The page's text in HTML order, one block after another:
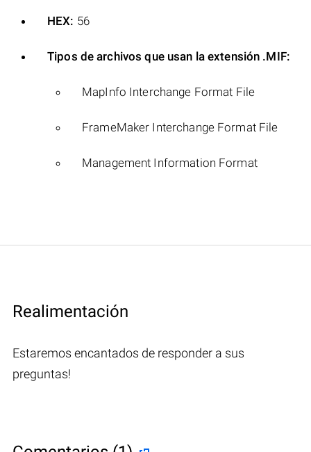
HEX: 56
Tipos de archivos que usan la extensión .MIF:
MapInfo Interchange Format File
FrameMaker Interchange Format File
Management Information Format
Realimentación
Estaremos encantados de responder a sus
preguntas!